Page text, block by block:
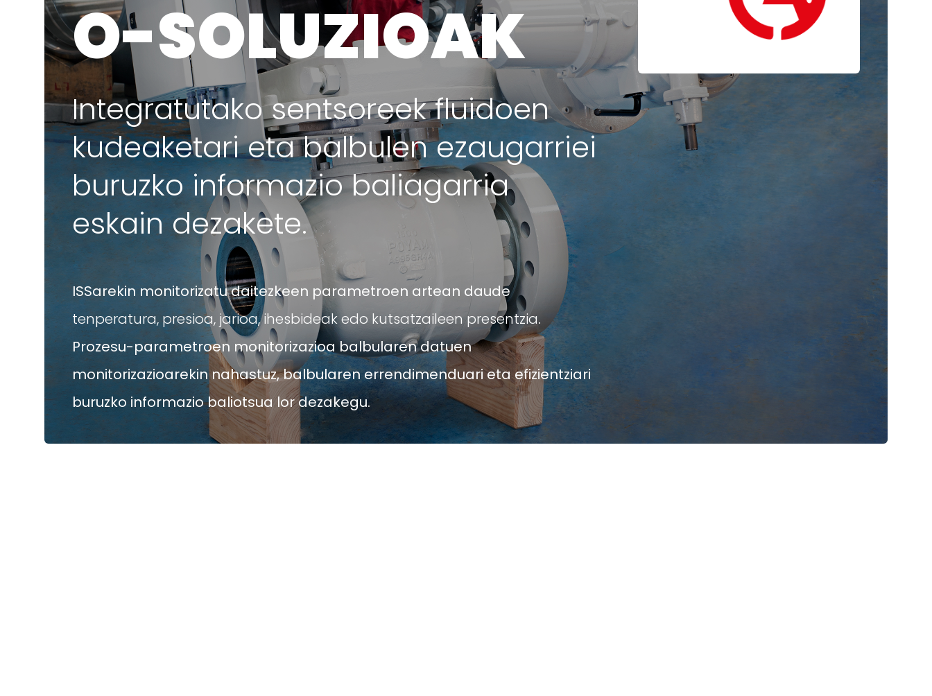
Konponketa eta mantentze
lanetarako zentroak
O-SOLUZIOAK
Integratutako sentsoreek fluidoen
kudeaketari eta balbulen ezaugarriei
buruzko informazio baliagarria
eskain dezakete.
ISSarekin monitorizatu daitezkeen parametroen artean daude
tenperatura, presioa, jarioa, ihesbideak edo kutsatzaileen presentzia.
Prozesu-parametroen monitorizazioa balbularen datuen
monitorizazioarekin nahastuz, balbularen errendimenduari eta efizientziari
buruzko informazio baliotsua lor dezakegu.